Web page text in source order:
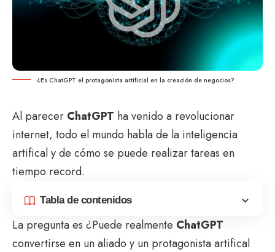
¿Es ChatGPT el protagonista artificial en la creación de negocios?
Al parecer ChatGPT ha venido a revolucionar
internet, todo el mundo habla de la inteligencia
artifical y de cómo se puede realizar tareas en
tiempo record.
Tabla de contenidos
La pregunta es ¿Puede realmente ChatGPT
convertirse en un aliado y un protagonista artifical